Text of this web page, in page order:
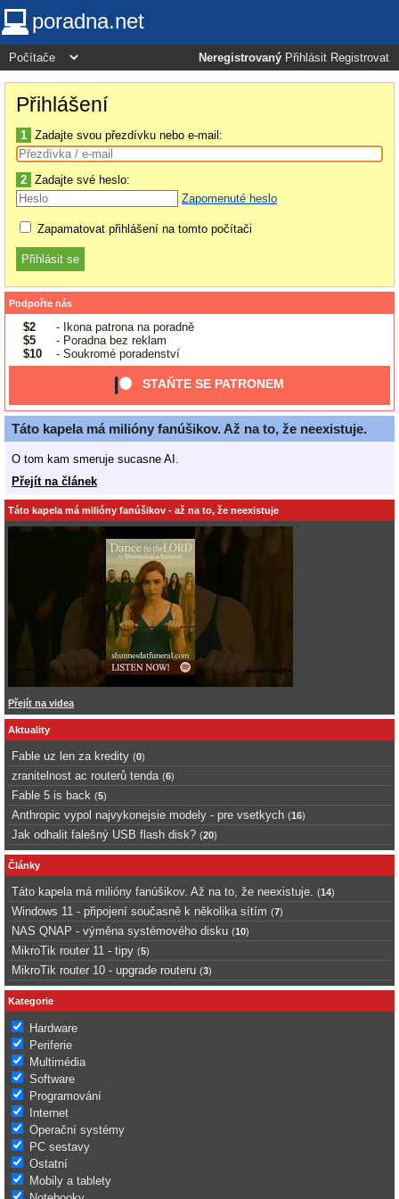
poradna.net
Neregistrovaný Přihlásit Registrovat
Přihlášení
1 Zadajte svou přezdívku nebo e-mail:
2 Zadajte své heslo:
Zapomenuté heslo
Zapamatovat přihlášení na tomto počítači
Podpořte nás
$2
- Ikona patrona na poradně
$5
- Poradna bez reklam
$10
- Soukromé poradenství
STAŇTE SE PATRONEM
Táto kapela má milióny fanúšikov. Až na to, že neexistuje.
O tom kam smeruje sucasne AI.
Přejít na článek
Táto kapela má milióny fanúšikov - až na to, že neexistuje
Přejít na videa
Aktuality
Fable uz len za kredity (0)
zranitelnost ac routerů tenda (6)
Fable 5 is back (5)
Anthropic vypol najvykonejsie modely - pre vsetkych (16)
Jak odhalit falešný USB flash disk? (20)
Články
Táto kapela má milióny fanúšikov. Až na to, že neexistuje. (14)
Windows 11 - připojení současně k několika sítím (7)
NAS QNAP - výměna systémového disku (10)
MikroTik router 11 - tipy (5)
MikroTik router 10 - upgrade routeru (3)
Kategorie
Hardware
Periferie
Multimédia
Software
Programování
Internet
Operační systémy
PC sestavy
Ostatní
Mobily a tablety